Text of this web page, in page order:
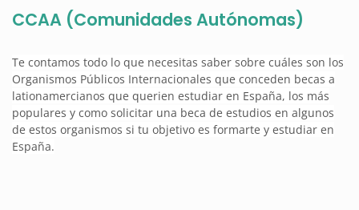
CCAA (Comunidades Autónomas)
Te contamos todo lo que necesitas saber sobre cuáles son los
Organismos Públicos Internacionales que conceden becas a
lationamercianos que querien estudiar en España, los más
populares y como solicitar una beca de estudios en algunos
de estos organismos si tu objetivo es formarte y estudiar en
España.